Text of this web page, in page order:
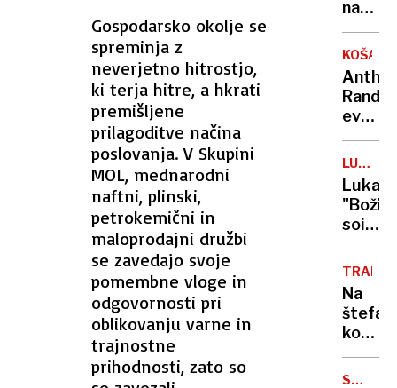
Gospodarsko okolje se
spreminja z
neverjetno hitrostjo,
ki terja hitre, a hkrati
premišljene
prilagoditve načina
poslovanja. V Skupini
MOL, mednarodni
naftni, plinski,
petrokemični in
maloprodajni družbi
se zavedajo svoje
pomembne vloge in
odgovornosti pri
oblikovanju varne in
trajnostne
prihodnosti, zato so
našli
napad
na
Jemen,
ko
se je
tam
mudil
WHO
prvak
s
leta
2017:
da si
je
LUKA
DONČIĆ
Luka
in
Dallasa
obdaril
Na
konji
dobili
SNEŽNI